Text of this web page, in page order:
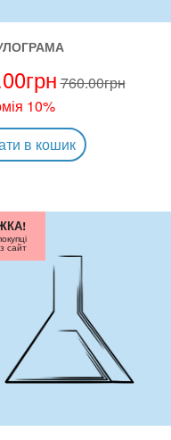
грн760.00грн
10%
в кошик
сайт